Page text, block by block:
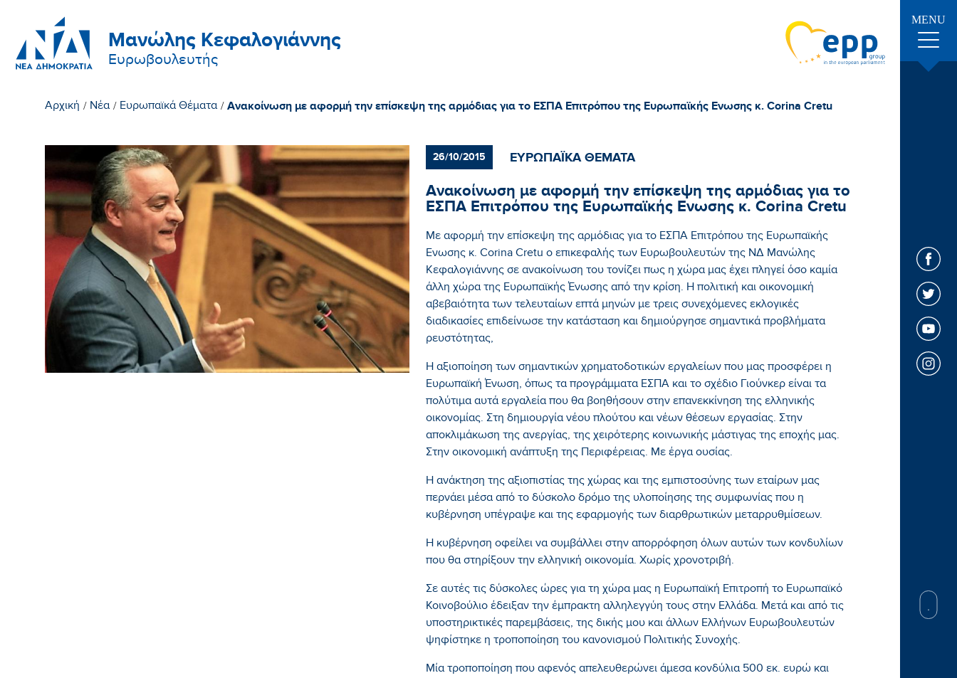
Μανώλης Κεφαλογιάννης
Ευρωβουλευτής
MENU
Αρχική / Νέα / Ευρωπαϊκά Θέματα / Ανακοίνωση με αφορμή την επίσκεψη της αρμόδιας για το ΕΣΠΑ Επιτρόπου της Ευρωπαϊκής Ενωσης κ. Corina Cretu
26/10/2015 ΕΥΡΩΠΑΪΚΑ ΘΕΜΑΤΑ
Ανακοίνωση με αφορμή την επίσκεψη της αρμόδιας για το
ΕΣΠΑ Επιτρόπου της Ευρωπαϊκής Ενωσης κ. Corina Cretu
Με αφορμή την επίσκεψη της αρμόδιας για το ΕΣΠΑ Επιτρόπου της Ευρωπαϊκής
Ενωσης κ. Corina Cretu ο επικεφαλής των Ευρωβουλευτών της ΝΔ Μανώλης
Κεφαλογιάννης σε ανακοίνωση του τονίζει πως η χώρα μας έχει πληγεί όσο καμία
άλλη χώρα της Ευρωπαϊκής Ένωσης από την κρίση. Η πολιτική και οικονομική
αβεβαιότητα των τελευταίων επτά μηνών με τρεις συνεχόμενες εκλογικές
διαδικασίες επιδείνωσε την κατάσταση και δημιούργησε σημαντικά προβλήματα
ρευστότητας,
Η αξιοποίηση των σημαντικών χρηματοδοτικών εργαλείων που μας προσφέρει η
Ευρωπαϊκή Ένωση, όπως τα προγράμματα ΕΣΠΑ και το σχέδιο Γιούνκερ είναι τα
πολύτιμα αυτά εργαλεία που θα βοηθήσουν στην επανεκκίνηση της ελληνικής
οικονομίας. Στη δημιουργία νέου πλούτου και νέων θέσεων εργασίας. Στην
αποκλιμάκωση της ανεργίας, της χειρότερης κοινωνικής μάστιγας της εποχής μας.
Στην οικονομική ανάπτυξη της Περιφέρειας. Με έργα ουσίας.
Η ανάκτηση της αξιοπιστίας της χώρας και της εμπιστοσύνης των εταίρων μας
περνάει μέσα από το δύσκολο δρόμο της υλοποίησης της συμφωνίας που η
κυβέρνηση υπέγραψε και της εφαρμογής των διαρθρωτικών μεταρρυθμίσεων.
Η κυβέρνηση οφείλει να συμβάλλει στην απορρόφηση όλων αυτών των κονδυλίων
που θα στηρίξουν την ελληνική οικονομία. Χωρίς χρονοτριβή.
Σε αυτές τις δύσκολες ώρες για τη χώρα μας η Ευρωπαϊκή Επιτροπή το Ευρωπαϊκό
Κοινοβούλιο έδειξαν την έμπρακτη αλληλεγγύη τους στην Ελλάδα. Μετά και από τις
υποστηρικτικές παρεμβάσεις, της δικής μου και άλλων Ελλήνων Ευρωβουλευτών
ψηφίστηκε η τροποποίηση του κανονισμού Πολιτικής Συνοχής.
Μία τροποποίηση που αφενός απελευθερώνει άμεσα κονδύλια 500 εκ. ευρώ και